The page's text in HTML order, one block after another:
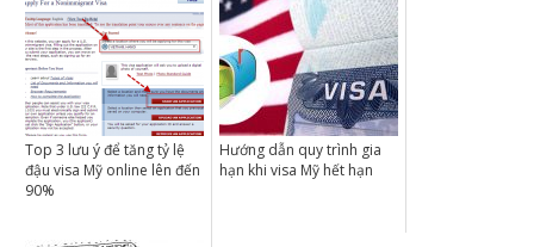
Top 3 lưu ý để tăng tỷ lệ
đậu visa Mỹ online lên đến
90%
Hướng dẫn quy trình gia
hạn khi visa Mỹ hết hạn